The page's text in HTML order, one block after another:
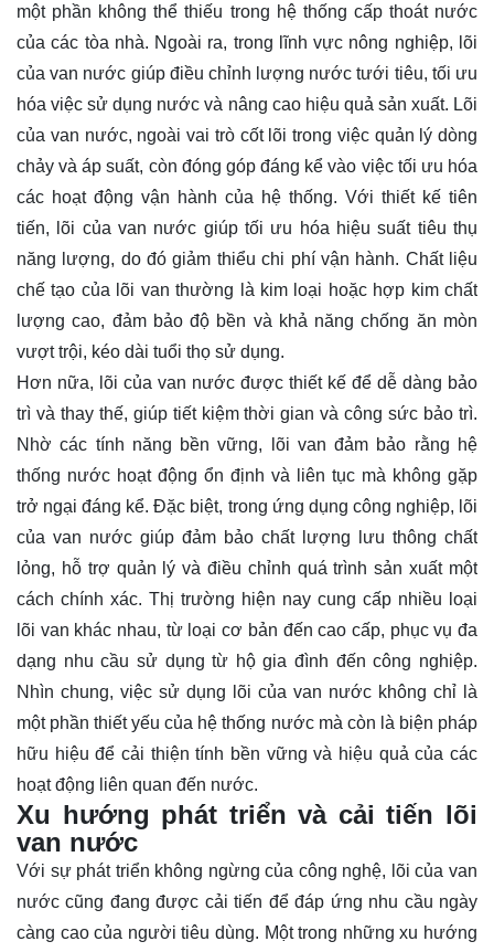
một phần không thể thiếu trong hệ thống cấp thoát nước
của các tòa nhà. Ngoài ra, trong lĩnh vực nông nghiệp, lõi
của van nước giúp điều chỉnh lượng nước tưới tiêu, tối ưu
hóa việc sử dụng nước và nâng cao hiệu quả sản xuất. Lõi
của van nước, ngoài vai trò cốt lõi trong việc quản lý dòng
chảy và áp suất, còn đóng góp đáng kể vào việc tối ưu hóa
các hoạt động vận hành của hệ thống. Với thiết kế tiên
tiến, lõi của van nước giúp tối ưu hóa hiệu suất tiêu thụ
năng lượng, do đó giảm thiểu chi phí vận hành. Chất liệu
chế tạo của lõi van thường là kim loại hoặc hợp kim chất
lượng cao, đảm bảo độ bền và khả năng chống ăn mòn
vượt trội, kéo dài tuổi thọ sử dụng.
Hơn nữa, lõi của van nước được thiết kế để dễ dàng bảo
trì và thay thế, giúp tiết kiệm thời gian và công sức bảo trì.
Nhờ các tính năng bền vững, lõi van đảm bảo rằng hệ
thống nước hoạt động ổn định và liên tục mà không gặp
trở ngại đáng kể. Đặc biệt, trong ứng dụng công nghiệp, lõi
của van nước giúp đảm bảo chất lượng lưu thông chất
lỏng, hỗ trợ quản lý và điều chỉnh quá trình sản xuất một
cách chính xác. Thị trường hiện nay cung cấp nhiều loại
lõi van khác nhau, từ loại cơ bản đến cao cấp, phục vụ đa
dạng nhu cầu sử dụng từ hộ gia đình đến công nghiệp.
Nhìn chung, việc sử dụng lõi của van nước không chỉ là
một phần thiết yếu của hệ thống nước mà còn là biện pháp
hữu hiệu để cải thiện tính bền vững và hiệu quả của các
hoạt động liên quan đến nước.
Xu hướng phát triển và cải tiến lõi
van nước
Với sự phát triển không ngừng của công nghệ, lõi của van
nước cũng đang được cải tiến để đáp ứng nhu cầu ngày
càng cao của người tiêu dùng. Một trong những xu hướng